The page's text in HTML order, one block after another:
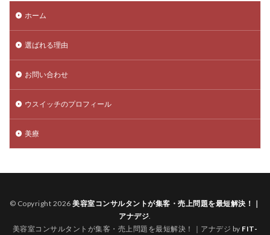
ホーム
選ばれる理由
お問い合わせ
ウスイッチのプロフィール
美療
© Copyright 2026 美容室コンサルタントが集客・売上問題を最短解決！｜
アナデジ.
美容室コンサルタントが集客・売上問題を最短解決！｜アナデジ by FIT-